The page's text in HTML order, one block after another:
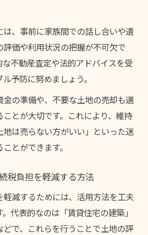
は、事前に家族間での話し合いや遺
価や利用状況の把握が不可欠で
不動産査定や法的アドバイスを受
予防に努めましょう。
金の準備や、不要な土地の売却も選
とが大切です。これにより、維持
地は売らない方がいい」といった迷
とができます。
税負担を軽減する方法
軽減するためには、活用方法を工夫
代表的なのは「賃貸住宅の建築」
で、これらを行うことで土地の評